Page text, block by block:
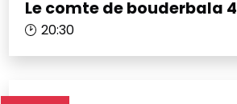
Le comte de bouderbala 4
20:30